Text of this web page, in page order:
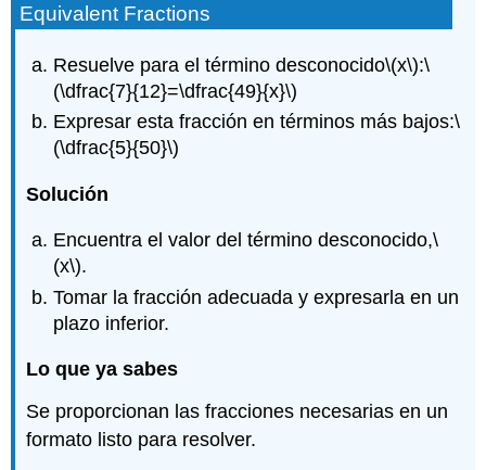
Equivalent Fractions
Resuelve para el término desconocido\(x\):\
(\dfrac{7}{12}=\dfrac{49}{x}\)
Expresar esta fracción en términos más bajos:\
(\dfrac{5}{50}\)
Solución
Encuentra el valor del término desconocido,\
(x\).
Tomar la fracción adecuada y expresarla en un
plazo inferior.
Lo que ya sabes
Se proporcionan las fracciones necesarias en un
formato listo para resolver.